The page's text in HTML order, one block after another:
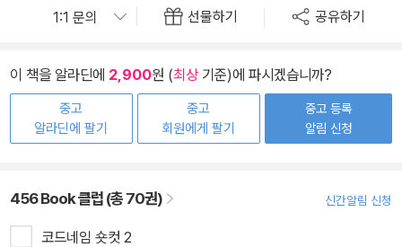
선물하기 공유하기
이 책을 알라딘에 2,900원 (최상기준)에 파시겠습니까?
중고
알라딘에 팔기
중고
회원에게 팔기
중고 등록
알림 신청
456 Book 클럽 (총 70권) 신간알림 신청
코드네임 숏컷 2